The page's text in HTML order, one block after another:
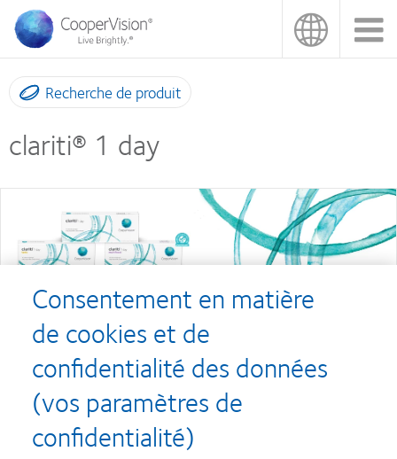
contenu
principal
Recherche de produit
clariti® 1 day
Gamme de produits
clariti® 1 day
REMPLACEMENT QUOTIDIEN
clariti® 1 day toric
Consentement en matière
de cookies et de
confidentialité des données
(vos paramètres de
confidentialité)